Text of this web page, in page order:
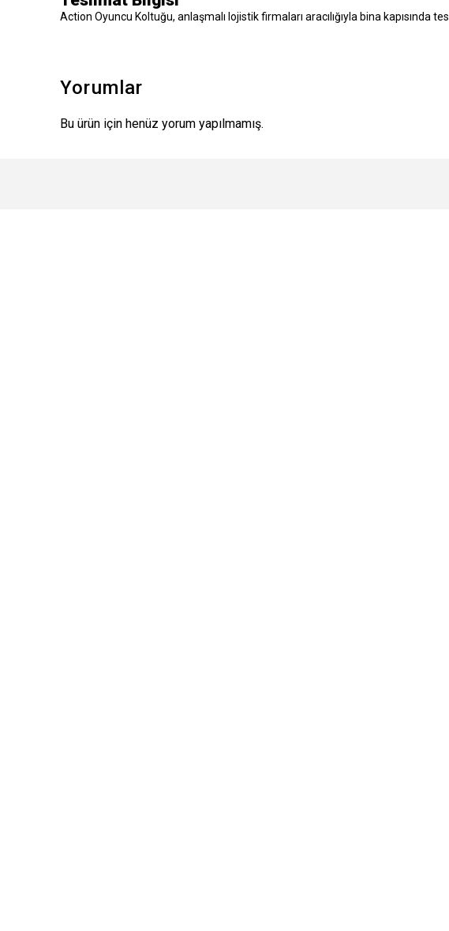
Action Oyuncu Koltuğu, anlaşmalı lojistik firmaları aracılığıyla bina
Yorumlar
Bu ürün için henüz yorum yapılmamış.